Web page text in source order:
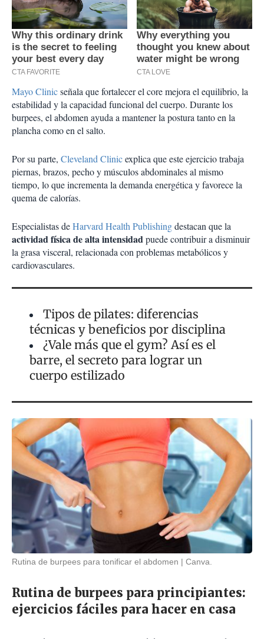
Mayo Clinicseñala que fortalecer el core mejora el equilibrio, la
estabilidad y la capacidad funcional del cuerpo. Durante los
burpees, el abdomen ayuda a mantener la postura tanto en la
plancha como en el salto.
Por su parte, Cleveland Clinicexplica que este ejercicio trabaja
piernas, brazos, pecho y músculos abdominales al mismo
tiempo, lo que incrementa la demanda energética y favorece la
quema de calorías.
Especialistas deHarvard Health Publishingdestacan que la
actividad física de alta intensidadpuede contribuir a disminuir
la grasa visceral, relacionada con problemas metabólicos y
cardiovasculares.
Tipos de pilates: diferencias
técnicas y beneficios por disciplina
¿Vale más que el gym? Así es el
barre, el secreto para lograr un
cuerpo estilizado
Rutina de burpees para tonificar el abdomen Canva.
Rutina de burpees para principiantes:
ejercicios fáciles para hacer en casa